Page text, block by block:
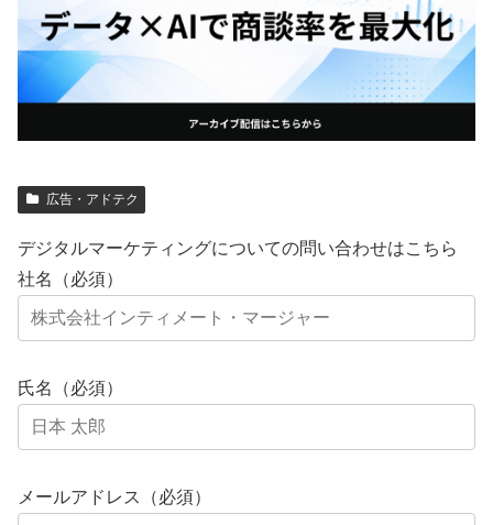
広告・アドテク
デジタルマーケティングについての問い合わせはこちら
社名（必須）
氏名（必須）
メールアドレス（必須）